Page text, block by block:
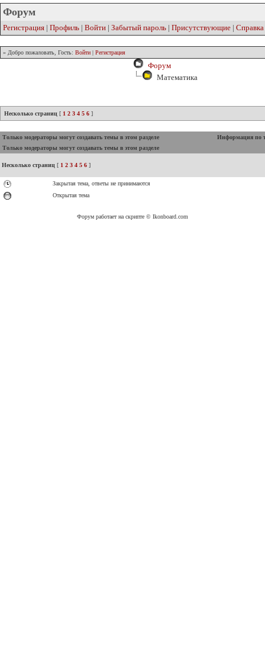
Форум
Регистрация | Профиль | Войти | Забытый пароль | Присутствующие | Справка
» Добро пожаловать, Гость: Войти | Регистрация
Форум
Математика
Несколько страниц [ 1 2 3 4 5 6 ]
Только модераторы могут создавать темы в этом разделе
Информация по
Только модераторы могут создавать темы в этом разделе
Несколько страниц [ 1 2 3 4 5 6 ]
Закрытая тема, ответы не принимаются
Открытая тема
Форум работает на скрипте © Ikonboard.com